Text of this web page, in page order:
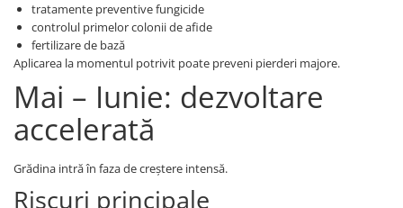
tratamente preventive fungicide
controlul primelor colonii de afide
fertilizare de bază
Aplicarea la momentul potrivit poate preveni pierderi majore.
Mai – Iunie: dezvoltare
accelerată
Grădina intră în faza de creștere intensă.
Riscuri principale